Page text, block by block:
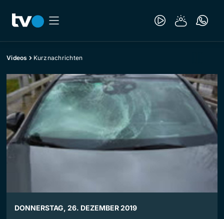
Videos Kurznachrichten
DONNERSTAG, 26. DEZEMBER 2019